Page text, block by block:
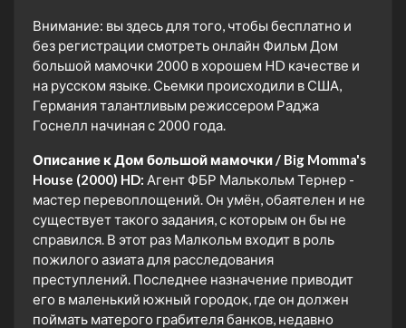
Внимание: вы здесь для того, чтобы бесплатно и
без регистрации смотреть онлайн Фильм Дом
большой мамочки 2000 в хорошем HD качестве и
на русском языке. Сьемки происходили в США,
Германия талантливым режиссером Раджа
Госнелл начиная с 2000 года.
Описание к Дом большой мамочки / Big Momma's
House (2000) HD: Агент ФБР Малькольм Тернер -
мастер перевоплощений. Он умён, обаятелен и не
существует такого задания, с которым он бы не
справился. В этот раз Малкольм входит в роль
пожилого азиата для расследования
преступлений. Последнее назначение приводит
его в маленький южный городок, где он должен
поймать матерого грабителя банков, недавно